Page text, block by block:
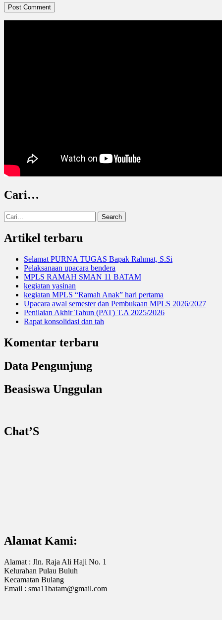
Cari…
Search
for:
Artikel terbaru
Selamat PURNA TUGAS Bapak Rahmat, S.Si
Pelaksanaan upacara bendera
MPLS RAMAH SMAN 11 BATAM
kegiatan yasinan
kegiatan MPLS “Ramah Anak” hari pertama
Upacara awal semester dan Pembukaan MPLS 2026/2027
Penilaian Akhir Tahun (PAT) T.A 2025/2026
Rapat konsolidasi dan tah
Komentar terbaru
Data Pengunjung
Beasiswa Unggulan
Chat’S
Alamat Kami:
Alamat : Jln. Raja Ali Haji No. 1
Kelurahan Pulau Buluh
Kecamatan Bulang
Email : sma11batam@gmail.com